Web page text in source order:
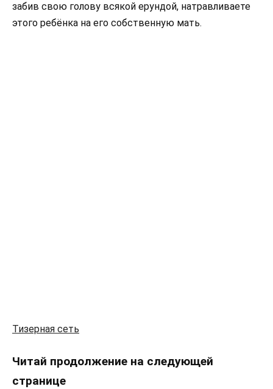
забив свою голову всякой ерундой, натравливаете
этого ребёнка на его собственную мать.
Тизерная сеть
Читай продолжение на следующей
странице